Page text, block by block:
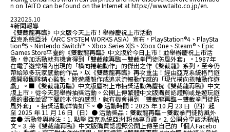
n on TAITO can be found on the Internet at https://www.taito.co.jp/en.
232025.10
#新聞報導
《雙截龍再臨》中文版今天上市！舉辦慶祝上市活動
亞克系統亞洲（ARC SYSTEM WORKS ASIA）宣布，PlayStation®4、PlaySta
tion®5、Nintendo Switch™、Xbox Series X|S、Xbox One、Steam®、Epic
Games Store平臺的《雙截龍再臨》中文版於今日上市！並舉辦慶祝上市活
動，參加活動就有機會得到「雙截龍再臨－雙截拳門徒防風外套」。1987年
在電子遊樂場內出現的「橫向捲軸動作」的傑出之作《雙截龍》系列，至今仍
帶給眾多玩家感動的作品，以《雙截龍再臨》再次重生！經由亞克系統格鬥遊
戲開發團隊精心監製，將遊戲製作成追求流暢動作感的「現代橫向捲軸動作遊
戲」。■《雙截龍再臨》中文版慶祝上市抽獎活動為慶祝《雙截龍再臨》中文
版上市，從今天起舉辦抽獎活動。公開上傳繁體中文版購買認證照或是遊玩遊
戲的畫面並留下關於本作的感想，就有機會得到「雙截龍再臨－雙截拳門徒防
風外套」。抽獎活動詳情如下。● 活動時間：2025 年 10 月 23 日（四）起
至 2025 年 11 月 16 日（日）● 活動獎品：雙截龍再臨－雙截拳門徒防風外
套● 活動參與辦法：1. 點擊 亞克系統亞洲 粉絲專頁讚。2. 公開分享該活動貼
文。3. 將《雙截龍再臨》中文版購買認證照公開上傳至自己的「個人Facebo